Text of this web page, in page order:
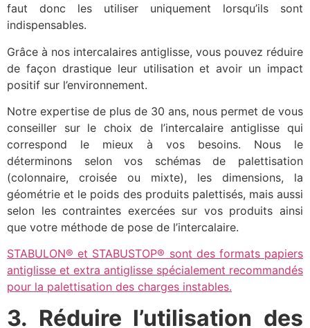
faut donc les utiliser uniquement lorsqu’ils sont
indispensables.
Grâce à nos intercalaires antiglisse, vous pouvez réduire
de façon drastique leur utilisation et avoir un impact
positif sur l’environnement.
Notre expertise de plus de 30 ans, nous permet de vous
conseiller sur le choix de l’intercalaire antiglisse qui
correspond le mieux à vos besoins. Nous le
déterminons selon vos schémas de palettisation
(colonnaire, croisée ou mixte), les dimensions, la
géométrie et le poids des produits palettisés, mais aussi
selon les contraintes exercées sur vos produits ainsi
que votre méthode de pose de l’intercalaire.
STABULON® et STABUSTOP® sont des formats papiers
antiglisse et extra antiglisse spécialement recommandés
pour la palettisation des charges instables​.
3. Réduire l’utilisation des